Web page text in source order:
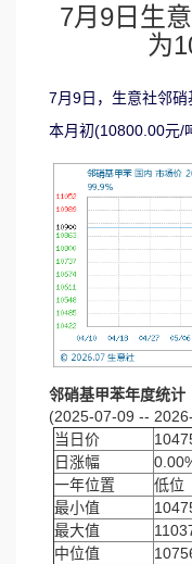
7月9日生
为
7月9日，生意社邻
本月初(10800.00元/
邻硝基甲苯年度统计
(2025-07-09 --
当日价
日涨幅
一年位置
低位
最小值
最大值
中位值